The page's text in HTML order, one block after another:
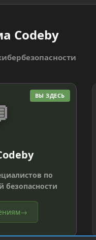
Codeby
ВЫ ЗДЕСЬ
по
→